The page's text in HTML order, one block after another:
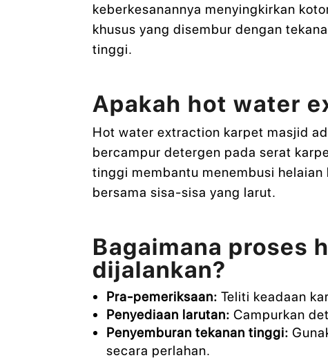
keberkesanannya menyingkirkan
khusus yang disembur dengan
tinggi.
Apakah hot water
Hot water extraction karpet masjid
bercampur detergen pada serat
tinggi membantu menembusi
bersama sisa-sisa yang larut.
Bagaimana proses
dijalankan?
Pra-pemeriksaan: Teliti keadaan
Penyediaan larutan: Campurkan
Penyemburan tekanan tinggi:
secara perlahan.